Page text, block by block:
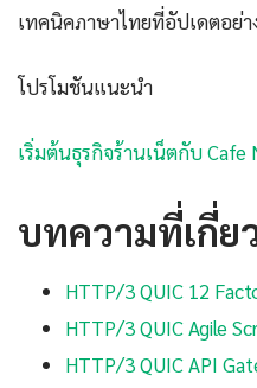
เทคนิคภาษาไทยที่อัปเดตอย่า
โปรโมชันแนะนำ
เริ่มต้นธุรกิจร้านเน็ตกับ Cafe
บทความที่เกี่ย
HTTP/3 QUIC 12
HTTP/3 QUIC Agile
HTTP/3 QUIC API